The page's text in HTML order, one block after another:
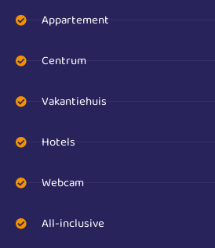
Appartement
Centrum
Vakantiehuis
Hotels
Webcam
All-inclusive